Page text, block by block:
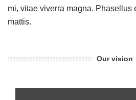
mi, vitae viverra magna. Phasellus
mattis.
Our vision